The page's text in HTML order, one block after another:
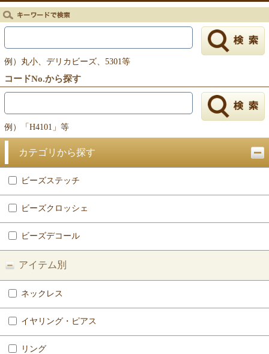
戻る
例）丸小、デリカビーズ、5301等
コードNo.から探す
例）「H4101」等
カテゴリから探す
ビーズステッチ
ビーズクロッシェ
ビーズデコール
アイテム別
ネックレス
イヤリング・ピアス
リング